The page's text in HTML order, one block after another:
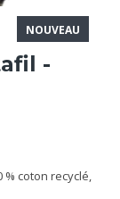
NOUVEAU
-
coton recyclé,